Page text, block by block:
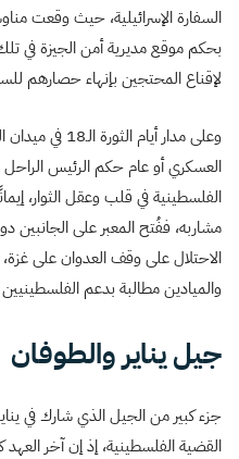
السفارة الإسرائيلية، حيث وقعت
بحكم موقع مديرية أمن الجيزة في
لإقناع المحتجين بإنهاء حصارهم
وعلى مدار أيام
العسكري أو عام حكم الرئيس
الفلسطينية في قلب وعقل الثوار،
مشاربه، ففُتح المعبر على
الاحتلال على وقف العدوان على
والميادين مطالبة بدعم
جيل يناير والطوفان
القضية الفلسطينية، إذ إن آخر